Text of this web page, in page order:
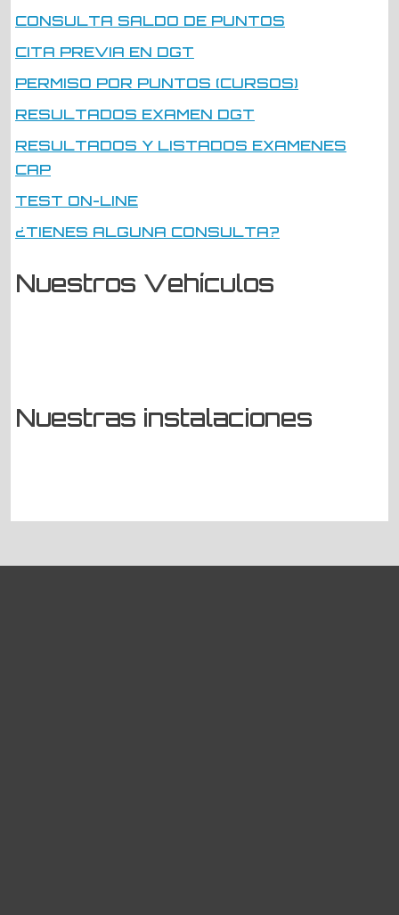
CONSULTA SALDO DE PUNTOS
CITA PREVIA EN DGT
PERMISO POR PUNTOS (CURSOS)
RESULTADOS EXAMEN DGT
RESULTADOS Y LISTADOS EXAMENES
CAP
TEST ON-LINE
¿TIENES ALGUNA CONSULTA?
Nuestros Vehículos
Nuestras instalaciones